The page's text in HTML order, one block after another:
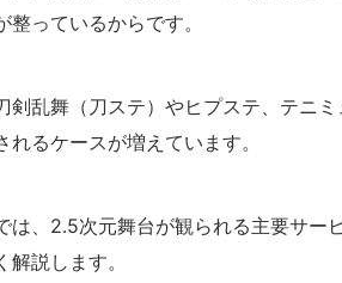
整っているからです。
剣乱舞（刀ステ）やヒプステ、テニ
れるケースが増えています。
は、2.5次元舞台が観られる主要サ
解説します。